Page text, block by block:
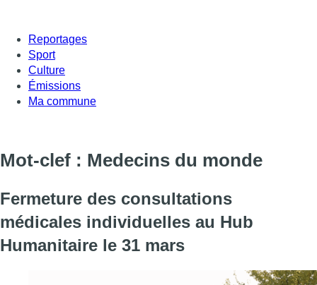
Reportages
Sport
Culture
Émissions
Ma commune
Mot-clef : Medecins du monde
Fermeture des consultations
médicales individuelles au Hub
Humanitaire le 31 mars